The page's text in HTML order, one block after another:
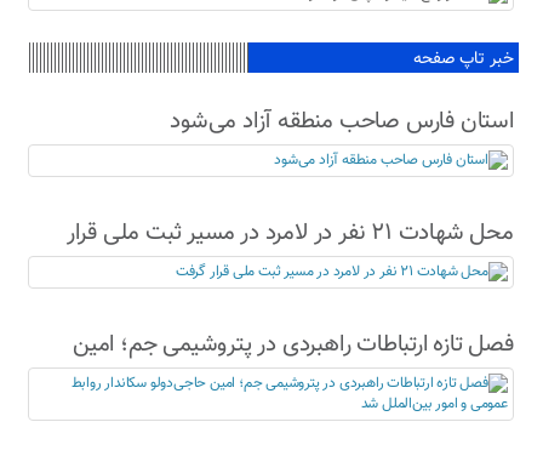
خبر تاپ صفحه
استان فارس صاحب منطقه آزاد می‌شود
محل شهادت ۲۱ نفر در لامرد در مسیر ثبت ملی قرار
گرفت
فصل تازه ارتباطات راهبردی در پتروشیمی جم؛ امین
حاجی‌دولو سکاندار روابط عمومی و امور بین‌الملل شد